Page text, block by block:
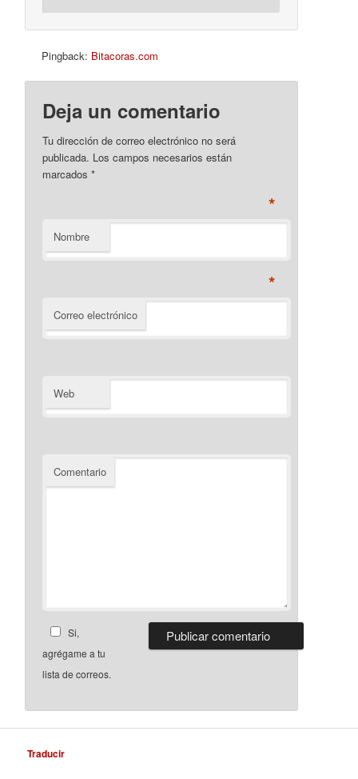
Pingback: Bitacoras.com
Deja un comentario
Tu dirección de correo electrónico no será
publicada. Los campos necesarios están
marcados *
Nombre
*
Correo electrónico
*
Web
Comentario
Si,
agrégame a tu
lista de correos.
Traducir